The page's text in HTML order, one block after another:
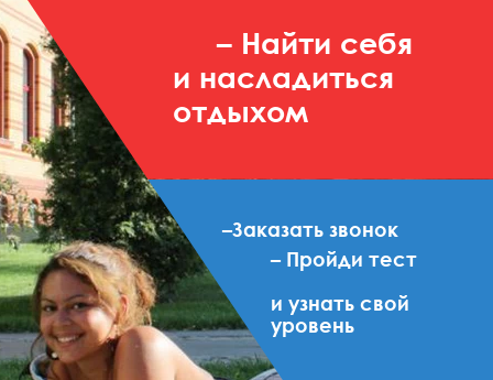
– Найти себя
и насладиться
отдыхом
–Заказать звонок
– Пройди тест
и узнать свой
уровень